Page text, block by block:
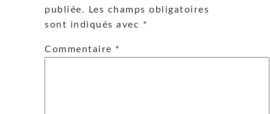
publiée.
Les champs obligatoires
sont indiqués avec *
Commentaire *